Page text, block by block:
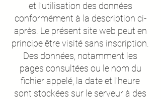
et l’utilisation des données
conformément à la description ci-
après. Le présent site web peut en
principe être visité sans inscription.
Des données, notamment les
pages consultées ou le nom du
fichier appelé, la date et l’heure
sont stockées sur le serveur à des